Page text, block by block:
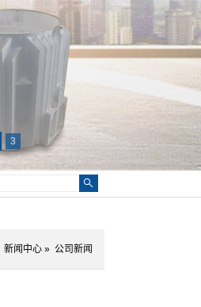
3
新闻中心 » 公司新闻